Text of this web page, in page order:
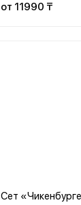
от 11990 ₸
Сет